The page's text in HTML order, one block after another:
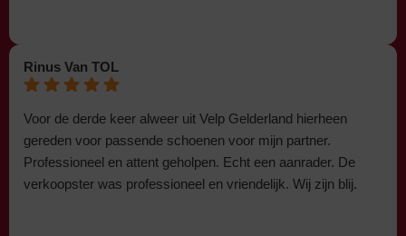
Rinus Van TOL
Voor de derde keer alweer uit Velp Gelderland hierheen
gereden voor passende schoenen voor mijn partner.
Professioneel en attent geholpen. Echt een aanrader. De
verkoopster was professioneel en vriendelijk. Wij zijn blij.